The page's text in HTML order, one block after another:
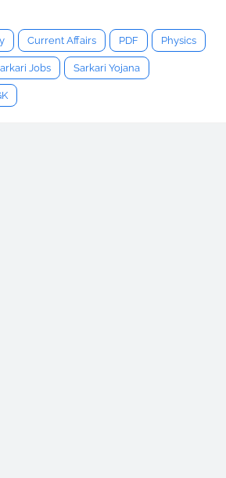
Current Affairs PDF Physics
Jobs Sarkari Yojana